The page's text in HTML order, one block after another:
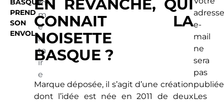
BASQUE
PREND
SON
ENVOL
m
m
e
n
ta
ir
e
EN REVANCHE, QUI
CONNAIT LA
NOISETTE
BASQUE ?
Marque déposée, il s’agit d’une création
dont l’idée est née en 2011 de deux
adresse
e-
mail
ne
sera
pas
Les